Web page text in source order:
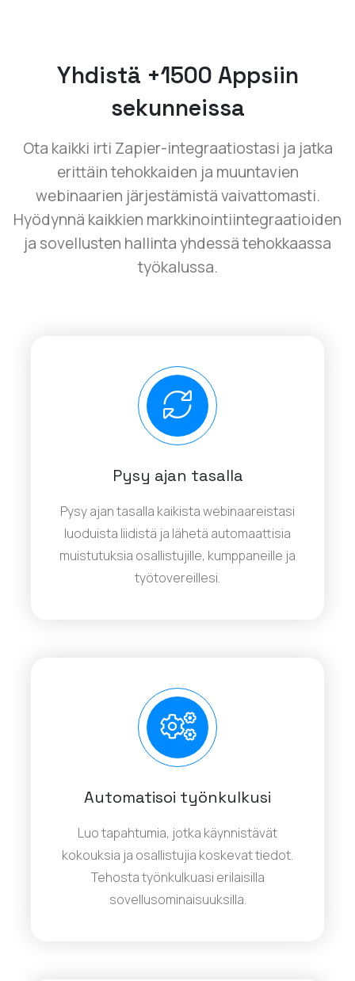
Yhdistä +1500 Appsiin
sekunneissa
Ota kaikki irti Zapier-integraatiostasi ja jatka
erittäin tehokkaiden ja muuntavien
webinaarien järjestämistä vaivattomasti.
Hyödynnä kaikkien markkinointiintegraatioiden
ja sovellusten hallinta yhdessä tehokkaassa
työkalussa.
Pysy ajan tasalla
Pysy ajan tasalla kaikista webinaareistasi
luoduista liidistä ja lähetä automaattisia
muistutuksia osallistujille, kumppaneille ja
työtovereillesi.
Automatisoi työnkulkusi
Luo tapahtumia, jotka käynnistävät
kokouksia ja osallistujia koskevat tiedot.
Tehosta työnkulkuasi erilaisilla
sovellusominaisuuksilla.